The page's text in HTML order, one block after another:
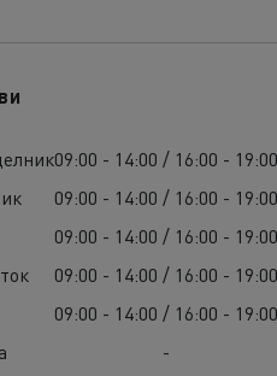
09:00 - 14:00 / 16:00 - 19:00
09:00 - 14:00 / 16:00 - 19:00
09:00 - 14:00 / 16:00 - 19:00
09:00 - 14:00 / 16:00 - 19:00
09:00 - 14:00 / 16:00 - 19:00
-